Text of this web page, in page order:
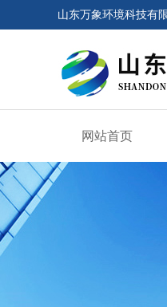
山东万象环境科技有
网站首页